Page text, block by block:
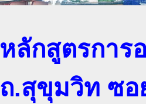
หลักสูตรการ
ถ.สุขุมวิท ซ